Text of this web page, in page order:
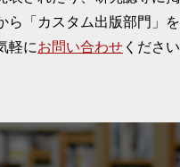
ら「カスタム出版部門」
軽にお問い合わせ くださ